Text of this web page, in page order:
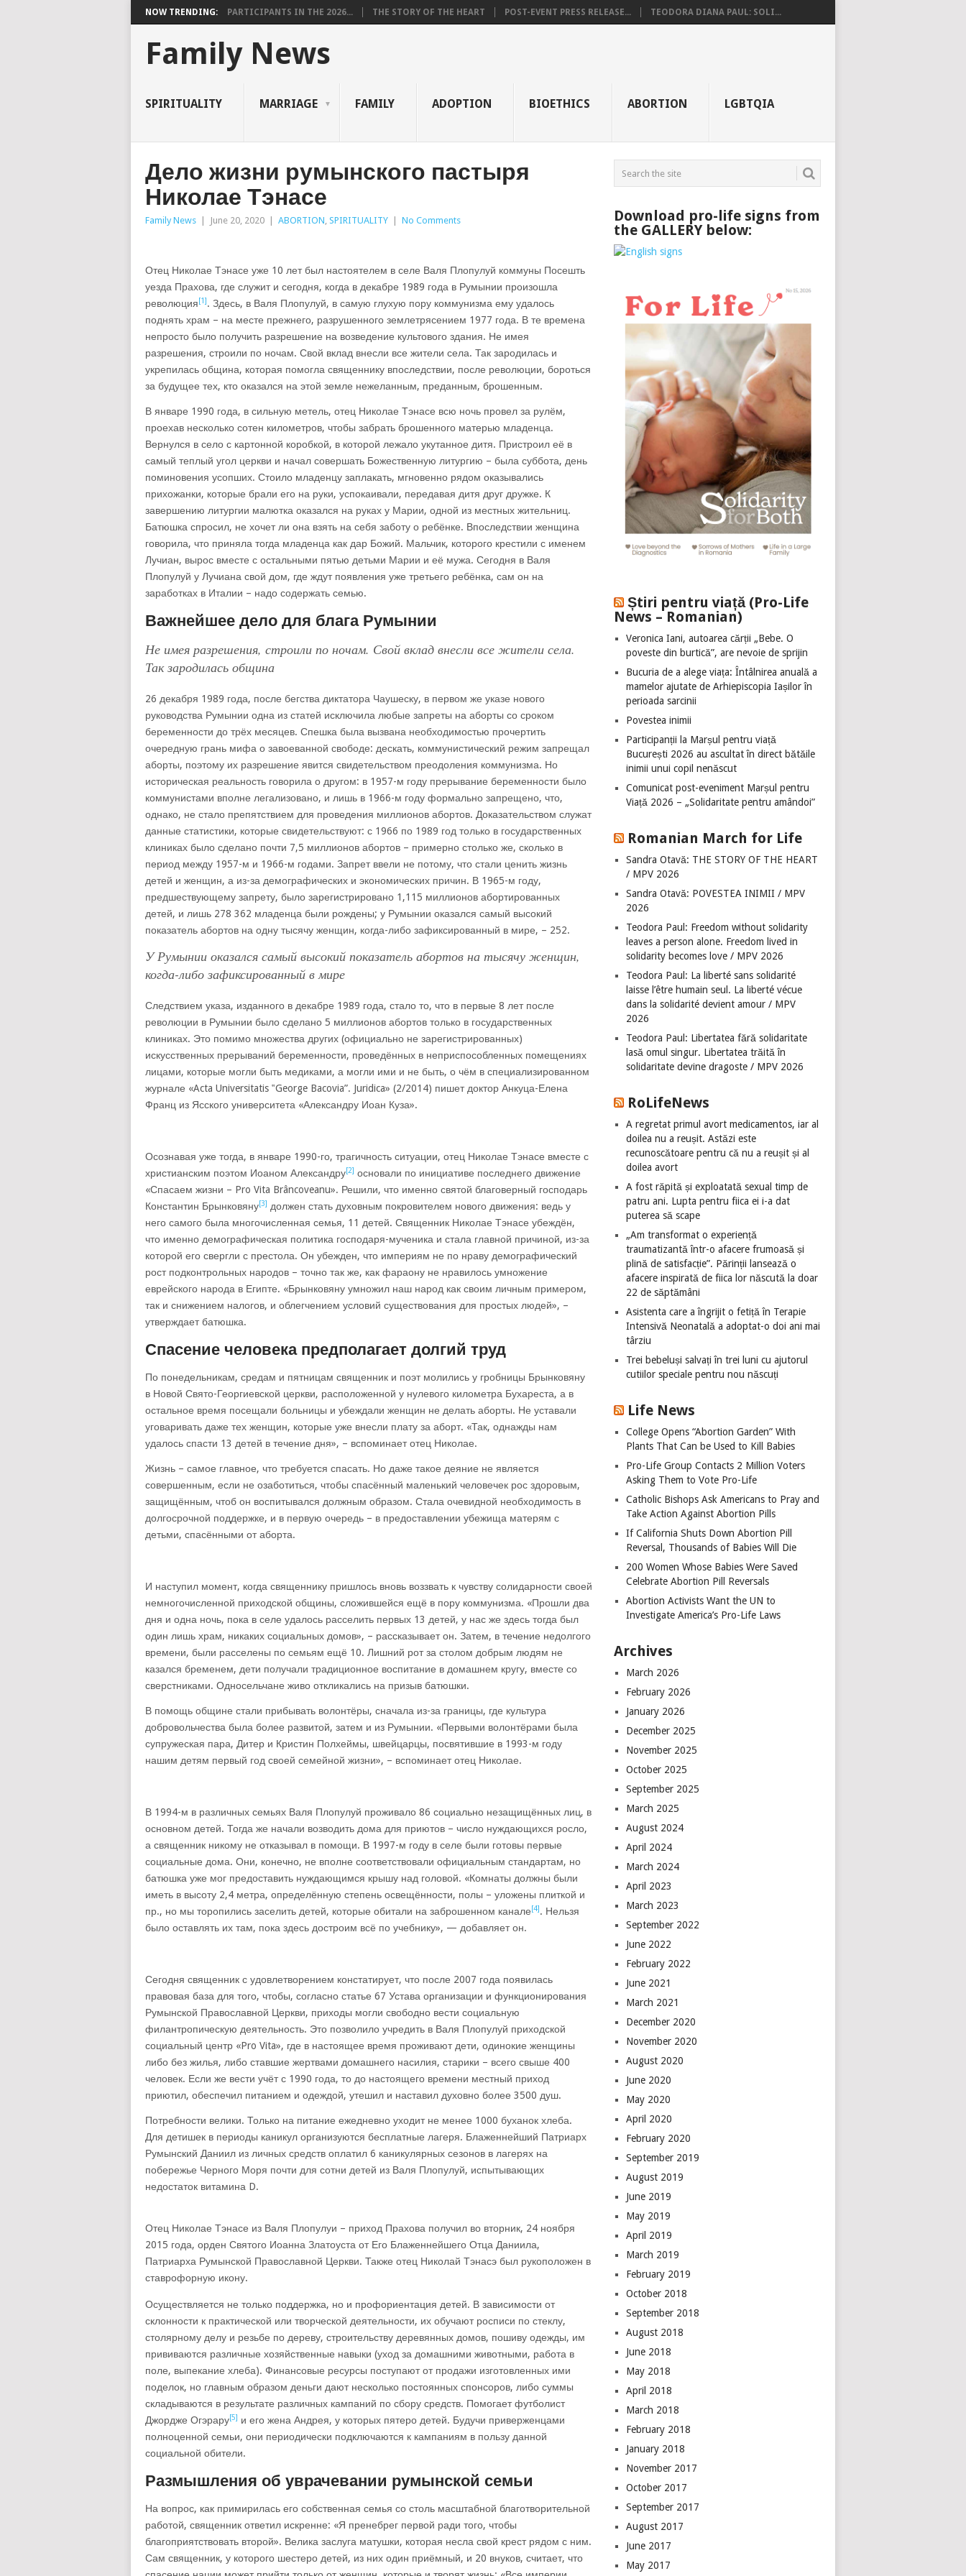
NOW TRENDING: PARTICIPANTS IN THE 2026... THE STORY OF THE HEART POST-EVENT PRESS RELEASE... TEODORA DIANA PAUL: SOLI...
Family News
SPIRITUALITY MARRIAGE FAMILY ADOPTION BIOETHICS ABORTION LGBTQIA
Дело жизни румынского пастыря
Николае Тэнасе
Family News June 20, 2020 ABORTION, SPIRITUALITY No Comments
Отец Николае Тэнасе уже 10 лет был настоятелем в селе Валя Плопулуй коммуны Посешть
уезда Прахова, где служит и сегодня, когда в декабре 1989 года в Румынии произошла
революция[1]. Здесь, в Валя Плопулуй, в самую глухую пору коммунизма ему удалось
поднять храм – на месте прежнего, разрушенного землетрясением 1977 года. В те времена
непросто было получить разрешение на возведение культового здания. Не имея
разрешения, строили по ночам. Свой вклад внесли все жители села. Так зародилась и
укрепилась община, которая помогла священнику впоследствии, после революции, бороться
за будущее тех, кто оказался на этой земле нежеланным, преданным, брошенным.
В январе 1990 года, в сильную метель, отец Николае Тэнасе всю ночь провел за рулём,
проехав несколько сотен километров, чтобы забрать брошенного матерью младенца.
Вернулся в село с картонной коробкой, в которой лежало укутанное дитя. Пристроил её в
самый теплый угол церкви и начал совершать Божественную литургию – была суббота, день
поминовения усопших. Стоило младенцу заплакать, мгновенно рядом оказывались
прихожанки, которые брали его на руки, успокаивали, передавая дитя друг дружке. К
завершению литургии малютка оказался на руках у Марии, одной из местных жительниц.
Батюшка спросил, не хочет ли она взять на себя заботу о ребёнке. Впоследствии женщина
говорила, что приняла тогда младенца как дар Божий. Мальчик, которого крестили с именем
Лучиан, вырос вместе с остальными пятью детьми Марии и её мужа. Сегодня в Валя
Плопулуй у Лучиана свой дом, где ждут появления уже третьего ребёнка, сам он на
заработках в Италии – надо содержать семью.
Важнейшее дело для блага Румынии
Не имея разрешения, строили по ночам. Свой вклад внесли все жители села.
Так зародилась община
26 декабря 1989 года, после бегства диктатора Чаушеску, в первом же указе нового
руководства Румынии одна из статей исключила любые запреты на аборты со сроком
беременности до трёх месяцев. Спешка была вызвана необходимостью прочертить
очередную грань мифа о завоеванной свободе: дескать, коммунистический режим запрещал
аборты, поэтому их разрешение явится свидетельством преодоления коммунизма. Но
историческая реальность говорила о другом: в 1957-м году прерывание беременности было
коммунистами вполне легализовано, и лишь в 1966-м году формально запрещено, что,
однако, не стало препятствием для проведения миллионов абортов. Доказательством служат
данные статистики, которые свидетельствуют: с 1966 по 1989 год только в государственных
клиниках было сделано почти 7,5 миллионов абортов – примерно столько же, сколько в
период между 1957-м и 1966-м годами. Запрет ввели не потому, что стали ценить жизнь
детей и женщин, а из-за демографических и экономических причин. В 1965-м году,
предшествующему запрету, было зарегистрировано 1,115 миллионов абортированных
детей, и лишь 278 362 младенца были рождены; у Румынии оказался самый высокий
показатель абортов на одну тысячу женщин, когда-либо зафиксированный в мире, – 252.
У Румынии оказался самый высокий показатель абортов на тысячу женщин,
когда-либо зафиксированный в мире
Следствием указа, изданного в декабре 1989 года, стало то, что в первые 8 лет после
революции в Румынии было сделано 5 миллионов абортов только в государственных
клиниках. Это помимо множества других (официально не зарегистрированных)
искусственных прерываний беременности, проведённых в неприспособленных помещениях
лицами, которые могли быть медиками, а могли ими и не быть, о чём в специализированном
журнале «Acta Universitatis ‟George Bacovia”. Juridica» (2/2014) пишет доктор Анкуца-Елена
Франц из Ясского университета «Александру Иоан Куза».
Осознавая уже тогда, в январе 1990-го, трагичность ситуации, отец Николае Тэнасе вместе с
христианским поэтом Иоаном Александру[2] основали по инициативе последнего движение
«Спасаем жизни – Pro Vita Brâncoveanu». Решили, что именно святой благоверный господарь
Константин Брынковяну[3] должен стать духовным покровителем нового движения: ведь у
него самого была многочисленная семья, 11 детей. Священник Николае Тэнасе убеждён,
что именно демографическая политика господаря-мученика и стала главной причиной, из-за
которой его свергли с престола. Он убежден, что империям не по нраву демографический
рост подконтрольных народов – точно так же, как фараону не нравилось умножение
еврейского народа в Египте. «Брынковяну умножил наш народ как своим личным примером,
так и снижением налогов, и облегчением условий существования для простых людей», –
утверждает батюшка.
Спасение человека предполагает долгий труд
По понедельникам, средам и пятницам священник и поэт молились у гробницы Брынковяну
в Новой Свято-Георгиевской церкви, расположенной у нулевого километра Бухареста, а в
остальное время посещали больницы и убеждали женщин не делать аборты. Не уставали
уговаривать даже тех женщин, которые уже внесли плату за аборт. «Так, однажды нам
удалось спасти 13 детей в течение дня», – вспоминает отец Николае.
Жизнь – самое главное, что требуется спасать. Но даже такое деяние не является
совершенным, если не озаботиться, чтобы спасённый маленький человечек рос здоровым,
защищённым, чтоб он воспитывался должным образом. Стала очевидной необходимость в
долгосрочной поддержке, и в первую очередь – в предоставлении убежища матерям с
детьми, спасёнными от аборта.
И наступил момент, когда священнику пришлось вновь воззвать к чувству солидарности своей
немногочисленной приходской общины, сложившейся ещё в пору коммунизма. «Прошли два
дня и одна ночь, пока в селе удалось расселить первых 13 детей, у нас же здесь тогда был
один лишь храм, никаких социальных домов», – рассказывает он. Затем, в течение недолгого
времени, были расселены по семьям ещё 10. Лишний рот за столом добрым людям не
казался бременем, дети получали традиционное воспитание в домашнем кругу, вместе со
сверстниками. Односельчане живо откликались на призыв батюшки.
В помощь общине стали прибывать волонтёры, сначала из-за границы, где культура
добровольчества была более развитой, затем и из Румынии. «Первыми волонтёрами была
супружеская пара, Дитер и Кристин Полхеймы, швейцарцы, посвятившие в 1993-м году
нашим детям первый год своей семейной жизни», – вспоминает отец Николае.
В 1994-м в различных семьях Валя Плопулуй проживало 86 социально незащищённых лиц, в
основном детей. Тогда же начали возводить дома для приютов – число нуждающихся росло,
а священник никому не отказывал в помощи. В 1997-м году в селе были готовы первые
социальные дома. Они, конечно, не вполне соответствовали официальным стандартам, но
батюшка уже мог предоставить нуждающимся крышу над головой. «Комнаты должны были
иметь в высоту 2,4 метра, определённую степень освещённости, полы – уложены плиткой и
пр., но мы торопились заселить детей, которые обитали на заброшенном канале[4]. Нельзя
было оставлять их там, пока здесь достроим всё по учебнику», — добавляет он.
Сегодня священник с удовлетворением констатирует, что после 2007 года появилась
правовая база для того, чтобы, согласно статье 67 Устава организации и функционирования
Румынской Православной Церкви, приходы могли свободно вести социальную
филантропическую деятельность. Это позволило учредить в Валя Плопулуй приходской
социальный центр «Pro Vita», где в настоящее время проживают дети, одинокие женщины
либо без жилья, либо ставшие жертвами домашнего насилия, старики – всего свыше 400
человек. Если же вести учёт с 1990 года, то до настоящего времени местный приход
приютил, обеспечил питанием и одеждой, утешил и наставил духовно более 3500 душ.
Потребности велики. Только на питание ежедневно уходит не менее 1000 буханок хлеба.
Для детишек в периоды каникул организуются бесплатные лагеря. Блаженнейший Патриарх
Румынский Даниил из личных средств оплатил 6 каникулярных сезонов в лагерях на
побережье Черного Моря почти для сотни детей из Валя Плопулуй, испытывающих
недостаток витамина D.
Отец Николае Тэнасе из Валя Плопулуи – приход Прахова получил во вторник, 24 ноября
2015 года, орден Святого Иоанна Златоуста от Его Блаженнейшего Отца Даниила,
Патриарха Румынской Православной Церкви. Также отец Николай Тэнасэ был рукоположен в
ставрофорную икону.
Осуществляется не только поддержка, но и профориентация детей. В зависимости от
склонности к практической или творческой деятельности, их обучают росписи по стеклу,
столярному делу и резьбе по дереву, строительству деревянных домов, пошиву одежды, им
прививаются различные хозяйственные навыки (уход за домашними животными, работа в
поле, выпекание хлеба). Финансовые ресурсы поступают от продажи изготовленных ими
поделок, но главным образом деньги дают несколько постоянных спонсоров, либо суммы
складываются в результате различных кампаний по сбору средств. Помогает футболист
Джордже Огэрару[5] и его жена Андрея, у которых пятеро детей. Будучи приверженцами
полноценной семьи, они периодически подключаются к кампаниям в пользу данной
социальной обители.
Размышления об уврачевании румынской семьи
На вопрос, как примирилась его собственная семья со столь масштабной благотворительной
работой, священник ответил искренне: «Я пренебрег первой ради того, чтобы
благоприятствовать второй». Велика заслуга матушки, которая несла свой крест рядом с ним.
Сам священник, у которого шестеро детей, из них один приёмный, и 20 внуков, считает, что
Download pro-life signs from
the GALLERY below:
Știri pentru viață (Pro-Life
News – Romanian)
Veronica Iani, autoarea cărții „Bebe. O
poveste din burtică”, are nevoie de sprijin
Bucuria de a alege viața: Întâlnirea anuală a
mamelor ajutate de Arhiepiscopia Iașilor în
perioada sarcinii
Povestea inimii
Participanții la Marșul pentru viață
București 2026 au ascultat în direct bătăile
inimii unui copil nenăscut
Comunicat post-eveniment Marșul pentru
Viață 2026 – „Solidaritate pentru amândoi”
Romanian March for Life
Sandra Otavă: THE STORY OF THE HEART
/ MPV 2026
Sandra Otavă: POVESTEA INIMII / MPV
2026
Teodora Paul: Freedom without solidarity
leaves a person alone. Freedom lived in
solidarity becomes love / MPV 2026
Teodora Paul: La liberté sans solidarité
laisse l’être humain seul. La liberté vécue
dans la solidarité devient amour / MPV
2026
Teodora Paul: Libertatea fără solidaritate
lasă omul singur. Libertatea trăită în
solidaritate devine dragoste / MPV 2026
RoLifeNews
A regretat primul avort medicamentos, iar al
doilea nu a reușit. Astăzi este
recunoscătoare pentru că nu a reușit și al
doilea avort
A fost răpită și exploatată sexual timp de
patru ani. Lupta pentru fiica ei i-a dat
puterea să scape
„Am transformat o experiență
traumatizantă într-o afacere frumoasă și
plină de satisfacție”. Părinții lansează o
afacere inspirată de fiica lor născută la doar
22 de săptămâni
Asistenta care a îngrijit o fetiță în Terapie
Intensivă Neonatală a adoptat-o doi ani mai
târziu
Trei bebeluși salvați în trei luni cu ajutorul
cutiilor speciale pentru nou născuți
Life News
College Opens “Abortion Garden” With
Plants That Can be Used to Kill Babies
Pro-Life Group Contacts 2 Million Voters
Asking Them to Vote Pro-Life
Catholic Bishops Ask Americans to Pray and
Take Action Against Abortion Pills
If California Shuts Down Abortion Pill
Reversal, Thousands of Babies Will Die
200 Women Whose Babies Were Saved
Celebrate Abortion Pill Reversals
Abortion Activists Want the UN to
Investigate America’s Pro-Life Laws
Archives
March 2026
February 2026
January 2026
December 2025
November 2025
October 2025
September 2025
March 2025
August 2024
April 2024
March 2024
April 2023
March 2023
September 2022
June 2022
February 2022
June 2021
March 2021
December 2020
November 2020
August 2020
June 2020
May 2020
April 2020
February 2020
September 2019
August 2019
June 2019
May 2019
April 2019
March 2019
February 2019
October 2018
September 2018
August 2018
June 2018
May 2018
April 2018
March 2018
February 2018
January 2018
November 2017
October 2017
September 2017
August 2017
June 2017
May 2017